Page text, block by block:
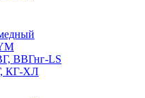
ВВГнг-LS
КГ-ХЛ